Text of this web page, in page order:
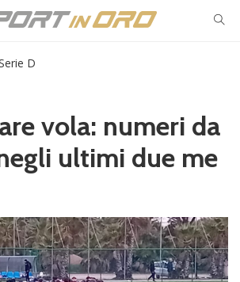
D
vola: numeri da
ultimi due me